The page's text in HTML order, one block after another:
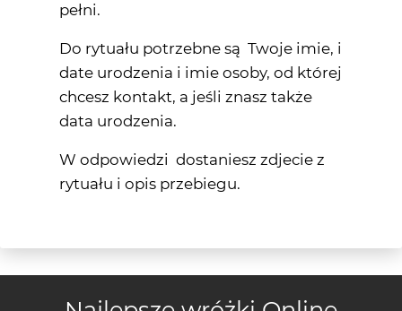
pełni.
Do rytuału potrzebne są Twoje imie, i
date urodzenia i imie osoby, od której
chcesz kontakt, a jeśli znasz także
data urodzenia.
W odpowiedzi dostaniesz zdjecie z
rytuału i opis przebiegu.